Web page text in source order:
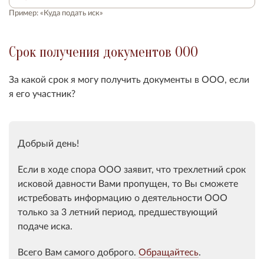
Пример: «Куда подать иск»
Срок получения документов ООО
За какой срок я могу получить документы в ООО, если
я его участник?
Добрый день!
Если в ходе спора ООО заявит, что трехлетний срок
исковой давности Вами пропущен, то Вы сможете
истребовать информацию о деятельности ООО
только за 3 летний период, предшествующий
подаче иска.
Всего Вам самого доброго. Обращайтесь.